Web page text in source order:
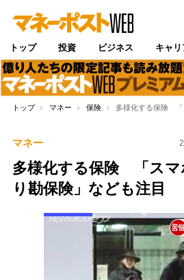
トップ 投資 ビジネス キャリ
トップ マネー 保険 多様化する保険 「
マネー
多様化する保険 「スマ
り勘保険」なども注目